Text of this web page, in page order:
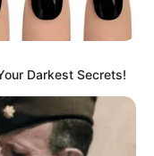
de carbón en
espera del aval
locales
las pérdidas
por la Covid-
Darkest Secrets!